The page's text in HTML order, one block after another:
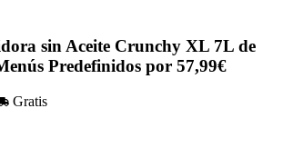
sin Aceite Crunchy XL 7L de
Predefinidos por 57,99€
Gratis